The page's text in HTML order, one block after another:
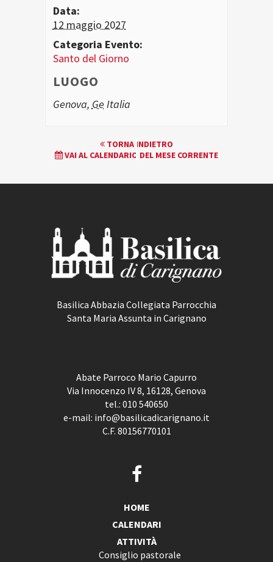
Data:
12 maggio 2027
Categoria Evento:
Santo del Giorno
LUOGO
Genova, Ge Italia
EVENTO
NAVIGATION
TORNA INDIETRO
VAI AL CALENDARIO DEL MESE CORRENTE
Basilica Abbazia Collegiata Parrocchia
Santa Maria Assunta in Carignano
Abate Parroco Mario Capurro
Via Innocenzo IV 8, 16128, Genova
tel.: 010 540650
e-mail: info@basilicadicarignano.it
C.F. 80156770101
HOME
CALENDARI
ATTIVITÀ
Consiglio pastorale